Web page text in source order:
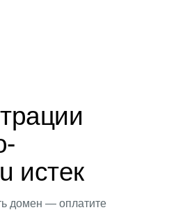
истек
домен — оплатите